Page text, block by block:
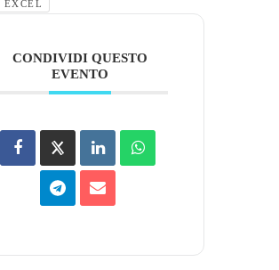
EXCEL
CONDIVIDI QUESTO
EVENTO